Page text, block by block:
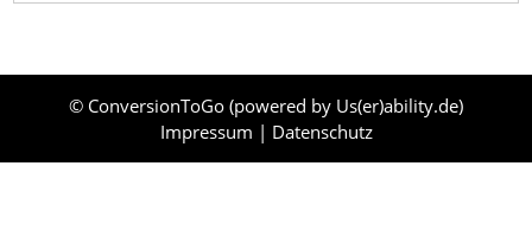
© ConversionToGo (powered by Us(er)ability.de)
Impressum | Datenschutz